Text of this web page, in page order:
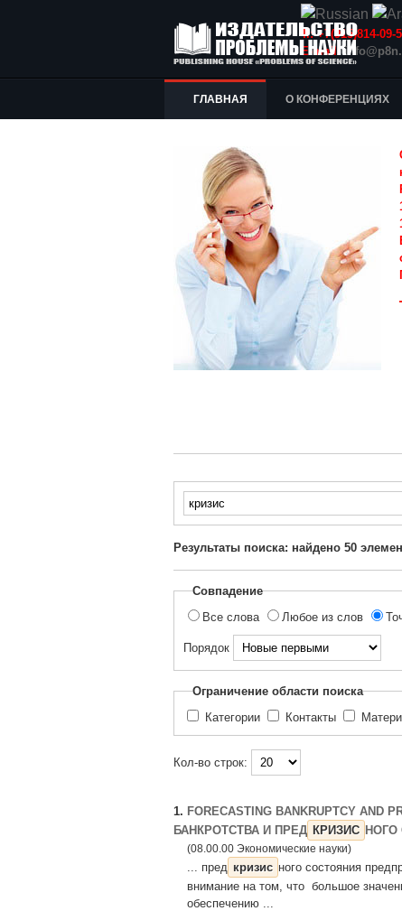
Т.: +7(915)814-09-
E-mail:
ГЛАВНАЯ О КОНФЕРЕНЦИЯХ
Введите
текст
поиска...
Результаты поиска: найдено 50
Совпадение
Все слова
Любое из слов
Порядок
Ограничение области поиска
Категории
Контакты
Кол-во строк:
1. FORECASTING BANKRUPTCY AND
БАНКРОТСТВА И ПРЕД КРИЗИС НОГО
(08.00.00 Экономические науки)
... пред кризис ного состояния
внимание на том, что большое
обеспечению ...